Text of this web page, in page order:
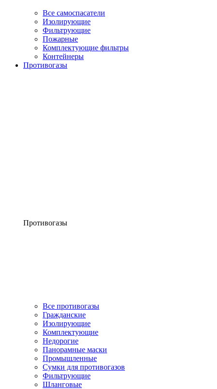
Все самоспасатели
Изолирующие
Фильтрующие
Пожарные
Комплектующие фильтры
Контейнеры
Противогазы
Противогазы
Все противогазы
Гражданские
Изолирующие
Комплектующие
Недорогие
Панорамные маски
Промышленные
Сумки для противогазов
Фильтрующие
Шланговые